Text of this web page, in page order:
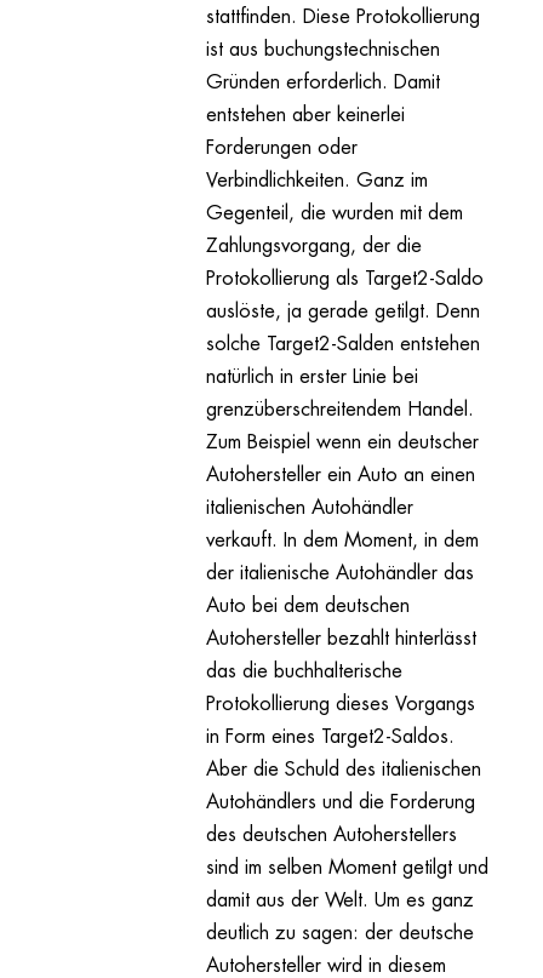
stattfinden. Diese Protokollierung
ist aus buchungstechnischen
Gründen erforderlich. Damit
entstehen aber keinerlei
Forderungen oder
Verbindlichkeiten. Ganz im
Gegenteil, die wurden mit dem
Zahlungsvorgang, der die
Protokollierung als Target2-Saldo
auslöste, ja gerade getilgt. Denn
solche Target2-Salden entstehen
natürlich in erster Linie bei
grenzüberschreitendem Handel.
Zum Beispiel wenn ein deutscher
Autohersteller ein Auto an einen
italienischen Autohändler
verkauft. In dem Moment, in dem
der italienische Autohändler das
Auto bei dem deutschen
Autohersteller bezahlt hinterlässt
das die buchhalterische
Protokollierung dieses Vorgangs
in Form eines Target2-Saldos.
Aber die Schuld des italienischen
Autohändlers und die Forderung
des deutschen Autoherstellers
sind im selben Moment getilgt und
damit aus der Welt. Um es ganz
deutlich zu sagen: der deutsche
Autohersteller wird in diesem